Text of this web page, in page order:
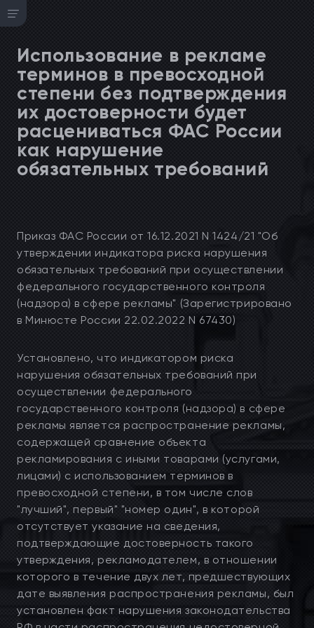
Использование в рекламе
терминов в превосходной
степени без подтверждения
их достоверности будет
расцениваться ФАС России
как нарушение
обязательных требований
Приказ ФАС России от 16.12.2021 N 1424/21 "Об
утверждении индикатора риска нарушения
обязательных требований при осуществлении
федерального государственного контроля
(надзора) в сфере рекламы" (Зарегистрировано
в Минюсте России 22.02.2022 N 67430)
Установлено, что индикатором риска
нарушения обязательных требований при
осуществлении федерального
государственного контроля (надзора) в сфере
рекламы является распространение рекламы,
содержащей сравнение объекта
рекламирования с иными товарами (услугами,
лицами) с использованием терминов в
превосходной степени, в том числе слов
"лучший", первый" "номер один", в которой
отсутствует указание на сведения,
подтверждающие достоверность такого
утверждения, рекламодателем, в отношении
которого в течение двух лет, предшествующих
дате выявления распространения рекламы, был
установлен факт нарушения законодательства